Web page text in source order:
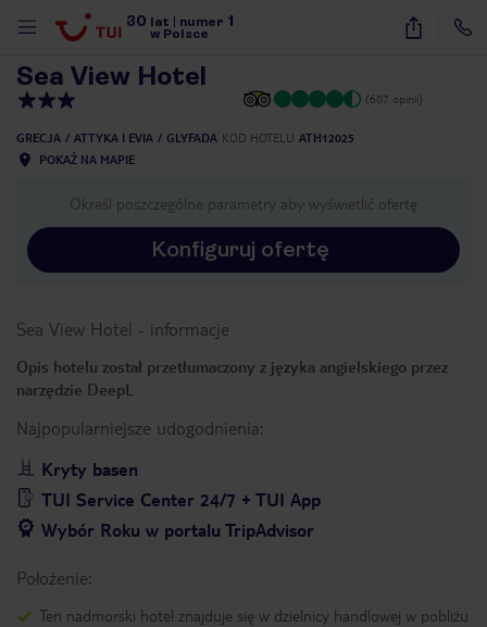
30 lat numer 1
w Polsce
38
Sea View Hotel
(607 opinii)
GRECJA ATTYKA I EVIA GLYFADA KOD HOTELU ATH12025
POKAŻ NA MAPIE
Określ poszczególne parametry aby wyświetlić ofertę
Konfiguruj ofertę
Sea View Hotel - informacje
Opis hotelu został przetłumaczony z języka angielskiego przez
narzędzie DeepL
Najpopularniejsze udogodnienia:
Kryty basen
TUI Service Center 24/7 + TUI App
Wybór Roku w portalu TripAdvisor
Położenie:
Ten nadmorski hotel znajduje się w dzielnicy handlowej w pobliżu